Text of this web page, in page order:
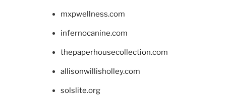
mxpwellness.com
infernocanine.com
thepaperhousecollection.com
allisonwillisholley.com
solslite.org